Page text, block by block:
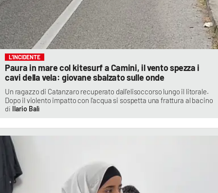
L’INCIDENTE
Paura in mare col kitesurf a Camini, il vento spezza i
cavi della vela: giovane sbalzato sulle onde
Un ragazzo di Catanzaro recuperato dall’elisoccorso lungo il litorale.
Dopo il violento impatto con l'acqua si sospetta una frattura al bacino
Ilario Balì